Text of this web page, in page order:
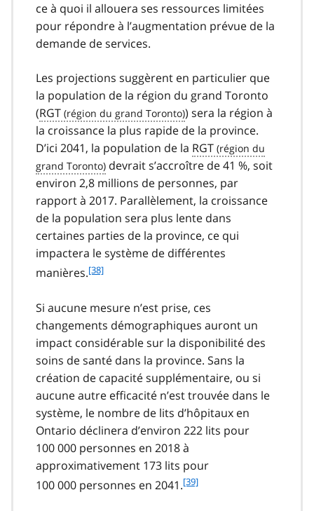
7
ce à quoi il allouera ses ressources limitées
pour répondre à l’augmentation prévue de la
demande de services.
Les projections suggèrent en particulier que
la population de la région du grand Toronto
(RGT
) sera la région à
la croissance la plus rapide de la province.
D’ici 2041, la population de la RGT
devrait s’accroître de 41 %, soit
environ 2,8 millions de personnes, par
rapport à 2017. Parallèlement, la croissance
de la population sera plus lente dans
certaines parties de la province, ce qui
impactera le système de différentes
manières.f
t
n
o
t
e
8
[38]
Si aucune mesure n’est prise, ces
changements démographiques auront un
impact considérable sur la disponibilité des
soins de santé dans la province. Sans la
création de capacité supplémentaire, ou si
aucune autre efficacité n’est trouvée dans le
système, le nombre de lits d’hôpitaux en
Ontario déclinera d’environ 222 lits pour
100 000 personnes en 2018 à
approximativement 173 lits pour
100 000 personnes en 2041.f[39]